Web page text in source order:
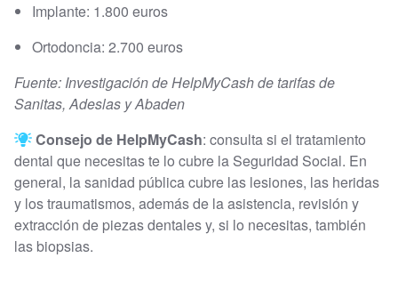
Implante: 1.800 euros
Ortodoncia: 2.700 euros
Fuente: Investigación de HelpMyCash de tarifas de
Sanitas, Adeslas y Abaden
Consejo de HelpMyCash: consulta si el tratamiento
dental que necesitas te lo cubre la Seguridad Social. En
general, la sanidad pública cubre las lesiones, las heridas
y los traumatismos, además de la asistencia, revisión y
extracción de piezas dentales y, si lo necesitas, también
las biopsias.